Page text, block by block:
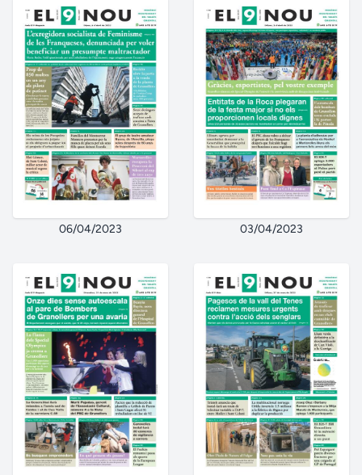
06/04/2023 03/04/2023